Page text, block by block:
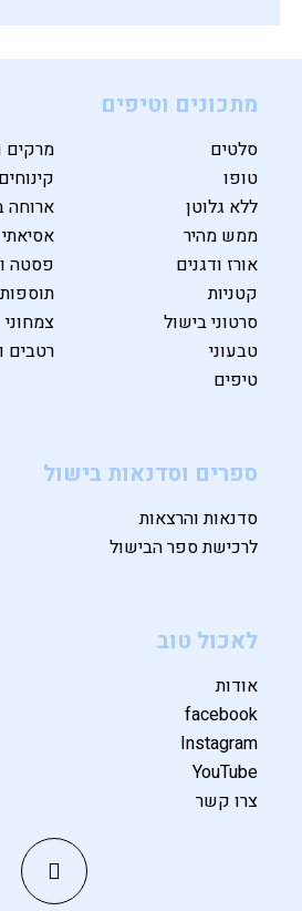
מתכונים וטיפים
סלטים
מרקים
טופו
ללא גלוטן
ממש מהיר
אסיאתי
אורז ודגנים
פסטה
קטניות
תוספות
סרטוני בישול
צמחוני
טבעוני
רטבים
טיפים
ספרים וסדנאות בישול
סדנאות והרצאות
לרכישת ספר הבישול
לאכול טוב
אודות
facebook
Instagram
YouTube
צרו קשר